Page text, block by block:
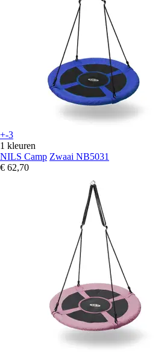
+-3
1 kleuren
NILS Camp Zwaai NB5031
€ 62,70